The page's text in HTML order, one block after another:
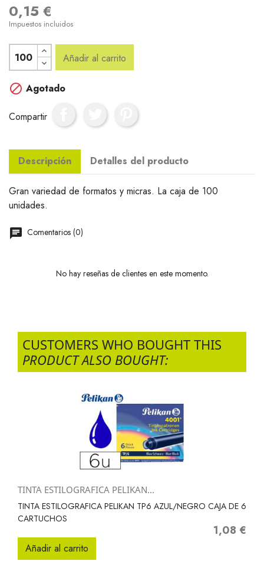
0,15 €
Impuestos incluidos
Añadir al carrito
 Agotado
Compartir
Descripción Detalles del producto
Gran variedad de formatos y micras. La caja de 100
unidades.
Comentarios (0)
No hay reseñas de clientes en este momento.
CUSTOMERS WHO BOUGHT THIS
PRODUCT ALSO BOUGHT:
TINTA ESTILOGRAFICA PELIKAN...
TINTA ESTILOGRAFICA PELIKAN TP6 AZUL/NEGRO CAJA DE 6
CARTUCHOS
Precio
1,08 €
Añadir al carrito